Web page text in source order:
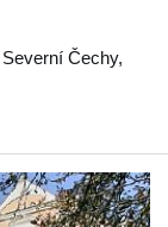
Severní Čechy,